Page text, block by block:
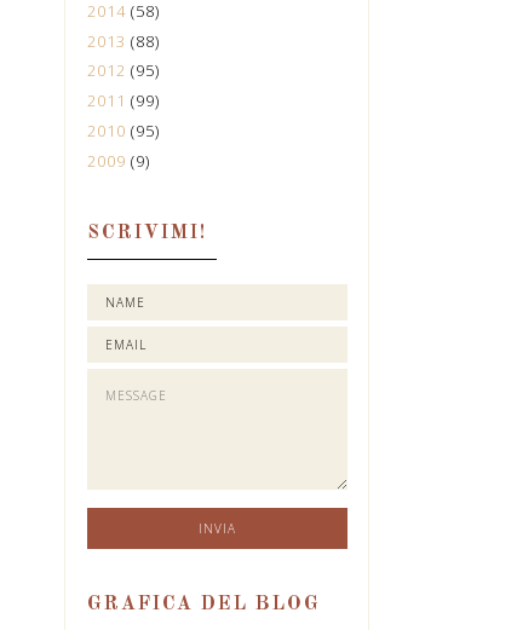
2014 (58)
2013 (88)
2012 (95)
2011 (99)
2010 (95)
2009 (9)
SCRIVIMI!
GRAFICA DEL BLOG